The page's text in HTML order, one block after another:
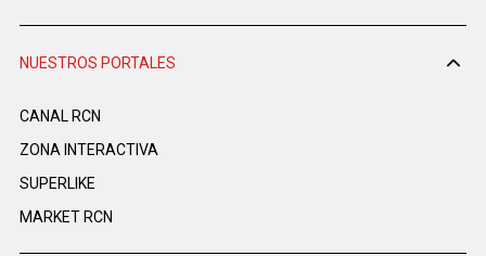
NUESTROS PORTALES
CANAL RCN
ZONA INTERACTIVA
SUPERLIKE
MARKET RCN